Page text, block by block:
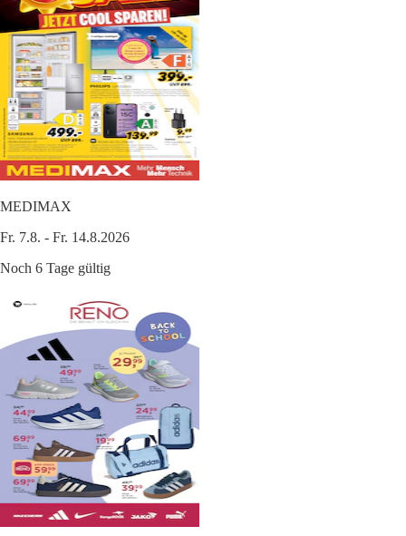
MEDIMAX
Fr. 7.8. - Fr. 14.8.2026
Noch 6 Tage gültig